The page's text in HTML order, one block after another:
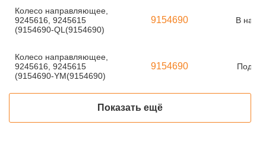
Колесо направляющее,
9245616, 9245615
(9154690-QL(9154690)
9154690 В
Колесо направляющее,
9245616, 9245615
(9154690-YM(9154690)
9154690 Под
Показать ещё